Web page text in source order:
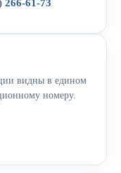
266-61-73
видны в едином
номеру.